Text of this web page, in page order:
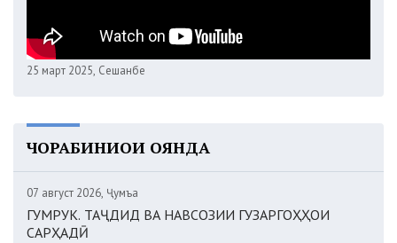
25 март 2025, Сешанбе
ЧОРАБИНИҲОИ ОЯНДА
07 август 2026, Ҷумъа
ГУМРУК. ТАҶДИД ВА НАВСОЗИИ ГУЗАРГОҲҲОИ
САРҲАДӢ